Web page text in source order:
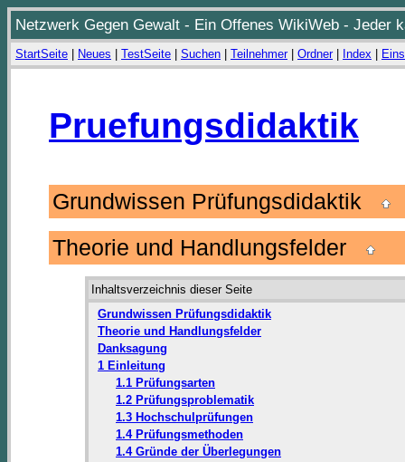
Netzwerk Gegen Gewalt - Ein Offenes WikiWeb - Jeder
StartSeite Neues TestSeite Suchen Teilnehmer| Ordner| Index
Pruefungsdidaktik
Grundwissen Prüfungsdidaktik
Theorie und Handlungsfelder
Inhaltsverzeichnis dieser Seite
Grundwissen Prüfungsdidaktik
Theorie und Handlungsfelder
Danksagung
1 Einleitung
1.1 Prüfungsarten
1.2 Prüfungsproblematik
1.3 Hochschulprüfungen
1.4 Prüfungsmethoden
1.4 Gründe der Überlegungen